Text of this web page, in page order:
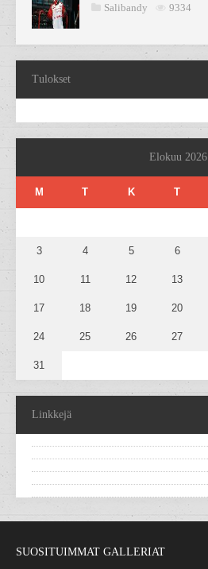
Salibandy
9334
Tulokset
Elokuu 2026
M T K T
3 4 5 6
10 11 12 13
17 18 19 20
24 25 26 27
31
Linkkejä
SUOSITUIMMAT GALLERIAT